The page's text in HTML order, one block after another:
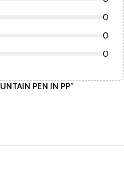
0
0
0
PEN IN PP”